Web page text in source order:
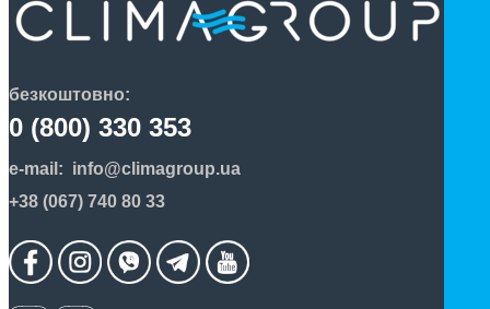
безкоштовно:
0 (800) 330 353
e-mail: info@climagroup.ua
+38 (067) 740 80 33